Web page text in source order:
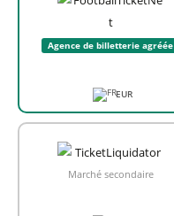
Agence de billetterie agréée
EUR
Marché secondaire